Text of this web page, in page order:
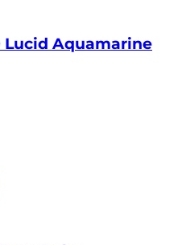
Lucid Aquamarine